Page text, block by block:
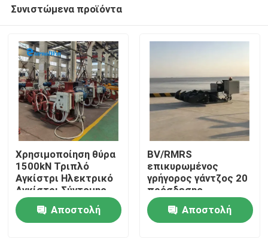
Σπίτι
Προϊόντα
Συνιστώμενα προϊόντα
Χρησιμοποίηση θύρα
1500kN Τριπλό
Αγκίστρι Ηλεκτρικό
Αγκίστρι Σύντομης
Απελευθέρωσης Με
Κεντρικό Σύστημα
Παρακολούθησης
Αποστολή
BV/RMRS
επικυρωμένος
γρήγορος γάντζος 20
πρόσδεσης
απελευθέρωσης
τόνος-400 τόνος
Αποστολή